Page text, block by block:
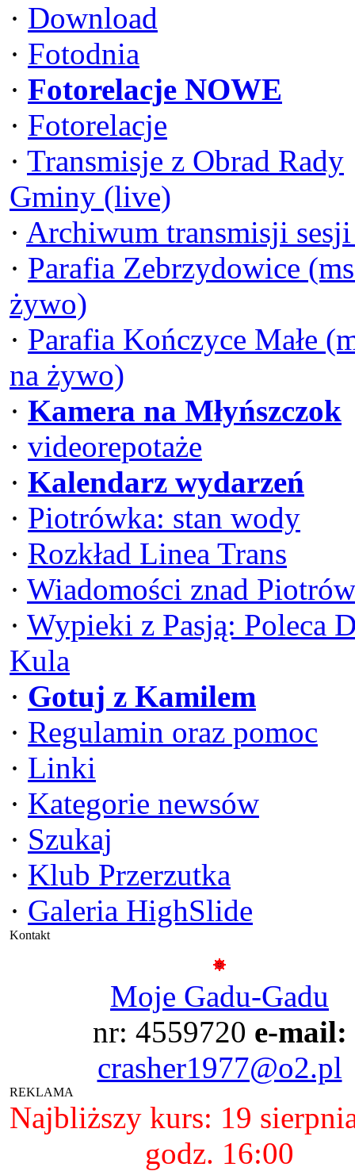
· Download
· Fotodnia
· Fotorelacje NOWE
· Fotorelacje
· Transmisje z Obrad Rady
Gminy (live)
· Archiwum transmisji
· Parafia Zebrzydowice
żywo)
· Parafia Kończyce Małe
na żywo)
· Kamera na Młyńszczok
· videorepotaże
· Kalendarz wydarzeń
· Piotrówka: stan wody
· Rozkład Linea Trans
· Wiadomości znad
· Wypieki z Pasją: Poleca
Kula
· Gotuj z Kamilem
· Regulamin oraz pomoc
· Linki
· Kategorie newsów
· Szukaj
· Klub Przerzutka
· Galeria HighSlide
Kontakt
Moje Gadu-Gadu
nr: 4559720 e-mail:
crasher1977@o2.pl
REKLAMA
Najbliższy kurs: 19
godz. 16:00